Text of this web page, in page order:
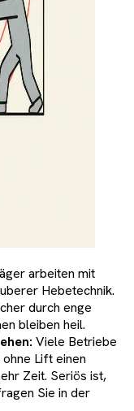
arbeiten mit
Hebetechnik.
durch enge
bleiben heil.
Viele Betriebe
Lift einen
Zeit. Seriös ist,
Sie in der